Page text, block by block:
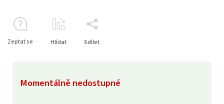
Momentálně nedostupné
Zeptat se Hlídat Sdílet